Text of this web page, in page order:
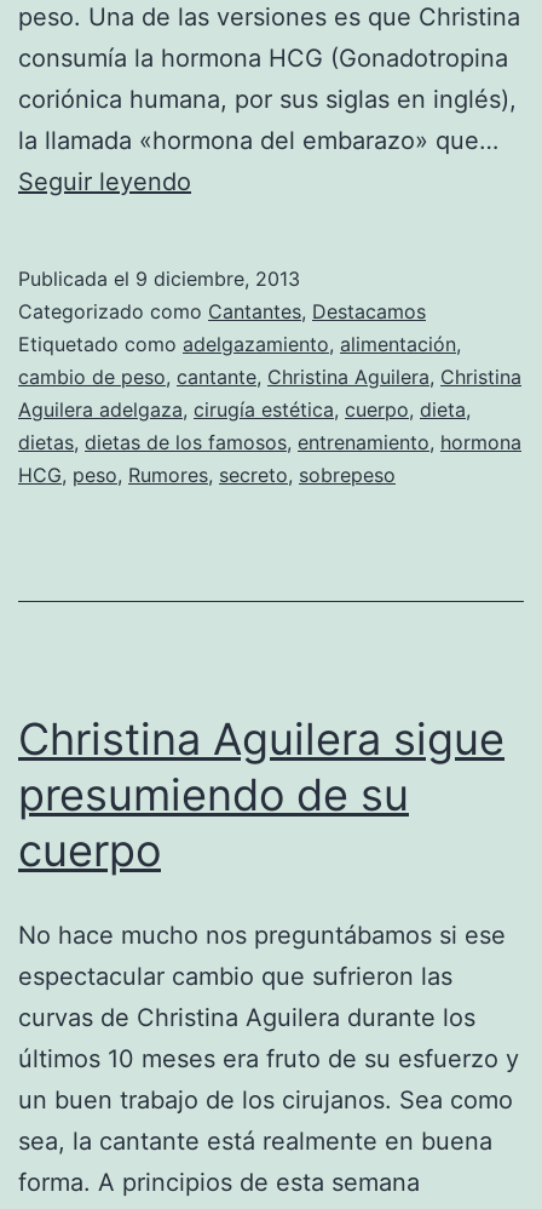
peso. Una de las versiones es que Christina
consumía la hormona HCG (Gonadotropina
coriónica humana, por sus siglas en inglés),
la llamada «hormona del embarazo» que…
Seguir leyendo
el
secreto
de
su
figura
Publicada el 9 diciembre, 2013
Categorizado como Cantantes, Destacamos
Etiquetado como adelgazamiento, alimentación,
cambio de peso, cantante, Christina Aguilera, Christina
Aguilera adelgaza, cirugía estética, cuerpo, dieta,
dietas, dietas de los famosos, entrenamiento, hormona
HCG, peso, Rumores, secreto, sobrepeso
Christina Aguilera sigue
presumiendo de su
cuerpo
No hace mucho nos preguntábamos si ese
espectacular cambio que sufrieron las
curvas de Christina Aguilera durante los
últimos 10 meses era fruto de su esfuerzo y
un buen trabajo de los cirujanos. Sea como
sea, la cantante está realmente en buena
forma. A principios de esta semana